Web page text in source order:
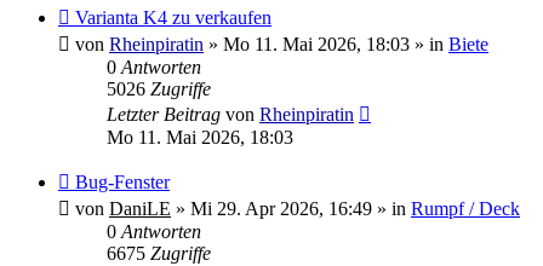
Neuer
Beitrag
Varianta K4 zu verkaufen
von Rheinpiratin » Mo 11. Mai 2026, 18:03 » in Biete
0 Antworten
5026 Zugriffe
Letzter Beitrag von Rheinpiratin
Mo 11. Mai 2026, 18:03
Neuer
Beitrag
Bug-Fenster
von DaniLE » Mi 29. Apr 2026, 16:49 » in Rumpf / Deck
0 Antworten
6675 Zugriffe